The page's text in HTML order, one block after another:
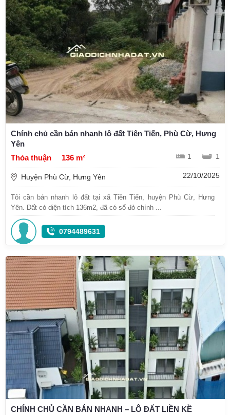
Chính chủ cần bán nhanh lô đất Tiên Tiến, Phù Cừ, Hưng
Yên
Thỏa thuận
136 m² 1 1
Huyện Phù Cừ, Hưng Yên 22/10/2025
Tôi cần bán nhanh lô đất tại xã Tiền Tiến, huyện Phù Cừ, Hưng
Yên. Đất có diện tích 136m2, đã có sổ đỏ chính ...
0794489631
CHÍNH CHỦ CẦN BÁN NHANH – LÔ ĐẤT LIỀN KỀ